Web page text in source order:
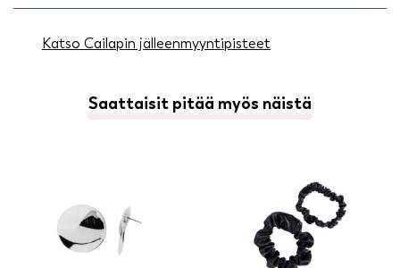
Katso Cailapin jälleenmyyntipisteet
Saattaisit pitää myös näistä